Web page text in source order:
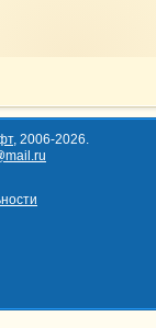
, 2006-2026.